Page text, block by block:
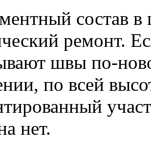
состав
ремонт.
швы по-
по всей
нет.